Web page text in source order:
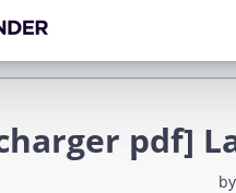
pdf]